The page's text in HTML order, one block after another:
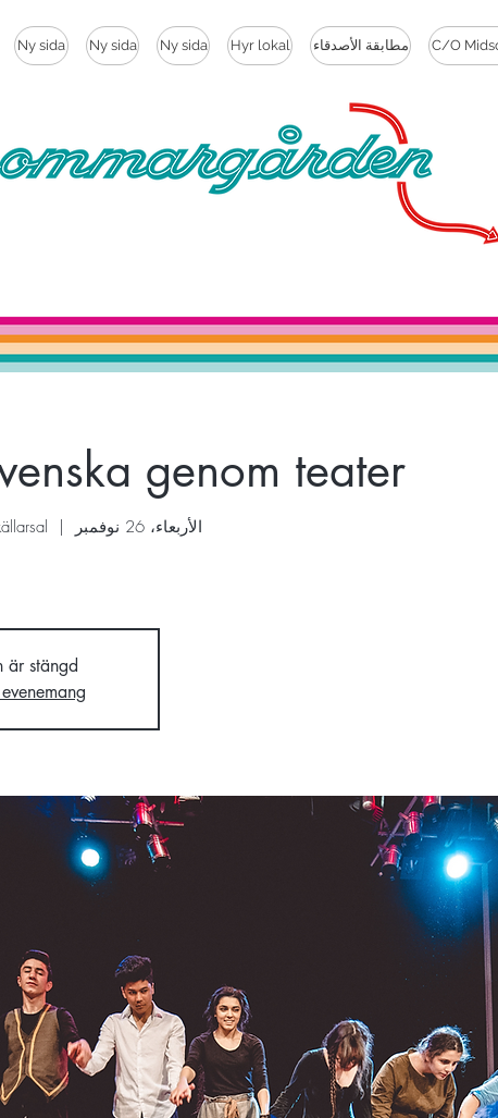
Ny sida Ny sida Ny sida Hyr lokal مطابقة الأصدقاء C/O
genom teater
الأربعاء، 26 نوفمبر
  |
är stängd